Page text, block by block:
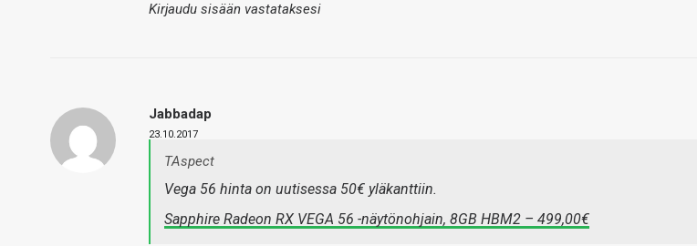
Kirjaudu sisään vastataksesi
Jabbadap
23.10.2017
TAspect
Vega 56 hinta on uutisessa 50€ yläkanttiin.
Sapphire Radeon RX VEGA 56 -näytönohjain, 8GB HBM2 – 499,00€